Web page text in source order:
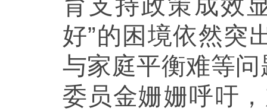
好”的困境依然突
与家庭平衡难等
委员金姗姗呼吁